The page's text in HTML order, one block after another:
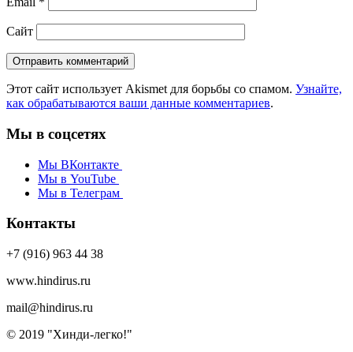
Сайт
Этот сайт использует Akismet для борьбы со спамом. Узнайте,
как обрабатываются ваши данные комментариев.
Мы в соцсетях
Мы ВКонтакте
Мы в YouTube
Мы в Телеграм
Контакты
+7 (916) 963 44 38
www.hindirus.ru
mail@hindirus.ru
© 2019 "Хинди-легко!"